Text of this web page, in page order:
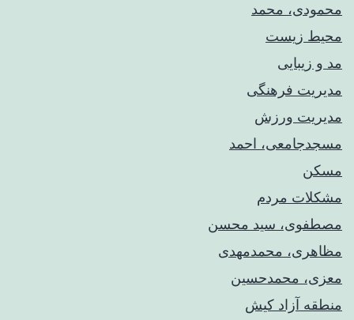
محمودی، محمد
محیط زیست
مد و زیبایی
مدیریت فرهنگی
مدیریت ورزش
مسجدجامعی، احمد
مسکن
مشکلات مردم
مصطفوی، سید محسن
مظاهری، محمدمهدی
معزی، محمدحسین
منطقه آزاد کیش